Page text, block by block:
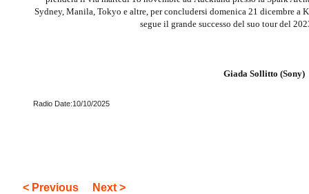
Sydney, Manila, Tokyo e altre, per concludersi domenica 21 dicembre a
segue il grande successo del suo tour del
Giada Sollitto (Sony)
Radio Date:10/10/2025
< Previous Next >